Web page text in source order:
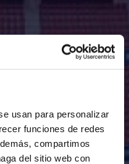
usan para personalizar
funciones de redes
compartimos
del sitio web con